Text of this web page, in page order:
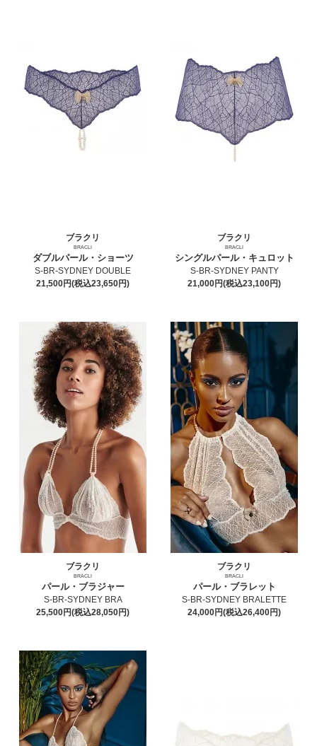
ブラクリ
BRACLI
ダブルパール・ショーツ
S-BR-SYDNEY DOUBLE
21,500円(税込23,650円)
ブラクリ
BRACLI
シングルパール・キュロット
S-BR-SYDNEY PANTY
21,000円(税込23,100円)
ブラクリ
BRACLI
パール・ブラジャー
S-BR-SYDNEY BRA
25,500円(税込28,050円)
ブラクリ
BRACLI
パール・ブラレット
S-BR-SYDNEY BRALETTE
24,000円(税込26,400円)